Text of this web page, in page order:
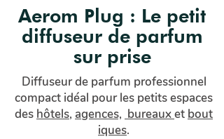
Aerom Plug : Le petit
diffuseur de parfum
sur prise
Diffuseur de parfum professionnel
compact idéal pour les petits espaces
des hôtels, agences, bureauxet bout
iques.